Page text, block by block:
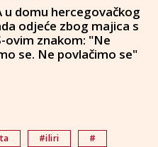
u domu hercegovačkog
odjeće zbog majica s
ovim znakom: "Ne
se. Ne povlačimo se"
#iliri #